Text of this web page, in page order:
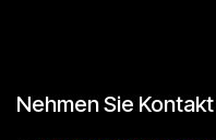
Nehmen Sie